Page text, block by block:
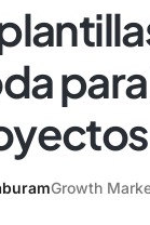
Growth